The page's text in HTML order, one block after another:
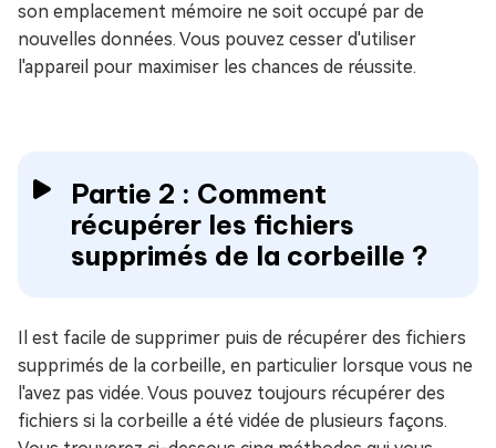
son emplacement mémoire ne soit occupé par de
nouvelles données. Vous pouvez cesser d'utiliser
l'appareil pour maximiser les chances de réussite.
Partie 2 : Comment
récupérer les fichiers
supprimés de la corbeille ?
Il est facile de supprimer puis de récupérer des fichiers
supprimés de la corbeille, en particulier lorsque vous ne
l'avez pas vidée. Vous pouvez toujours récupérer des
fichiers si la corbeille a été vidée de plusieurs façons.